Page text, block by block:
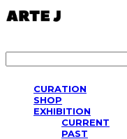
CURATION
SHOP
EXHIBITION
CURRENT
PAST